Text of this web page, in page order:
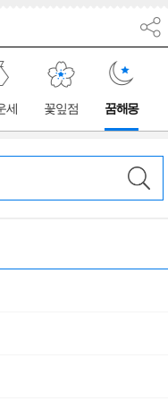
세 꽃잎점 꿈해몽